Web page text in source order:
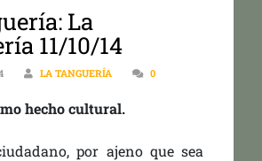
La
11/10/14
LA TANGUERÍA 0
hecho cultural.
por ajeno que sea